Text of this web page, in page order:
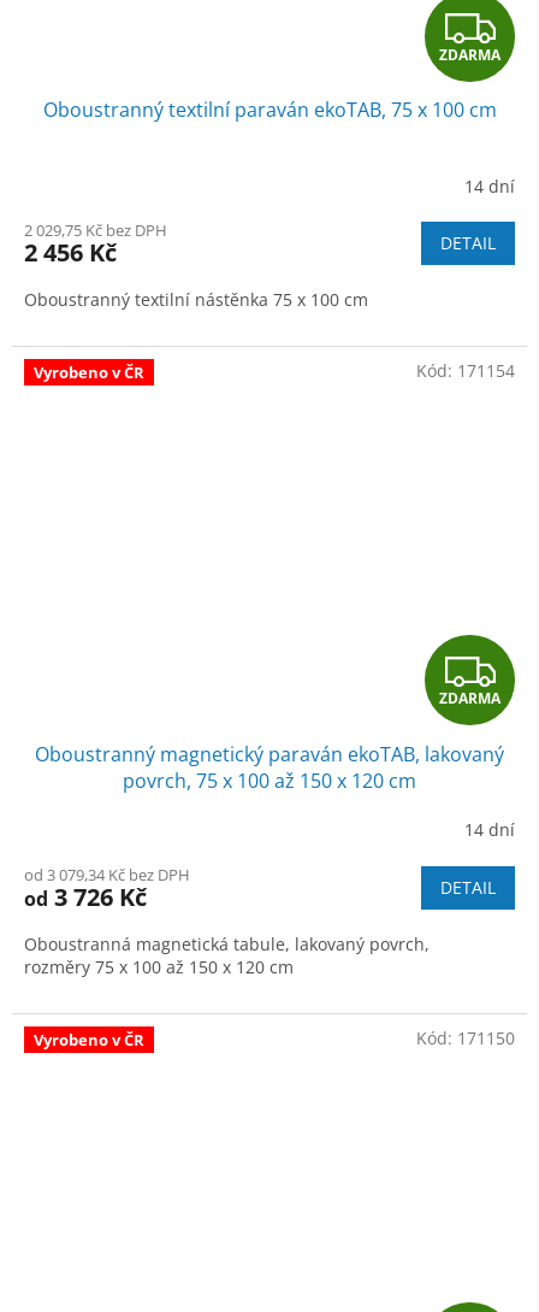
Z
D
A
R
M
A
ZDARMA
Oboustranný textilní paraván ekoTAB, 75 x 100 cm
14 dní
2 029,75 Kč bez DPH
2 456 Kč DETAIL
Oboustranný textilní nástěnka 75 x 100 cm
Vyrobeno v ČR
Z
D
A
R
M
A
ZDARMA
Oboustranný magnetický paraván ekoTAB, lakovaný
povrch, 75 x 100 až 150 x 120 cm
14 dní
od 3 079,34 Kč bez DPH
od 3 726 Kč DETAIL
Oboustranná magnetická tabule, lakovaný povrch,
rozměry 75 x 100 až 150 x 120 cm
Kód: 171154
Vyrobeno v ČR Kód: 171150